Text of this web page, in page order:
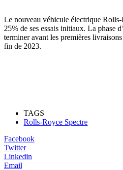
Le nouveau véhicule électrique
25% de ses essais initiaux. La phase
terminer avant les premières
fin de 2023.
TAGS
Rolls-Royce Spectre
Facebook
Twitter
Linkedin
Email